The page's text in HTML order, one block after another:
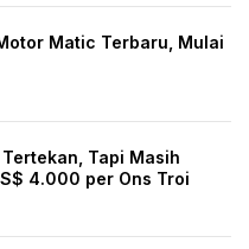
Matic Terbaru, Mulai
Tapi Masih
4.000 per Ons Troi